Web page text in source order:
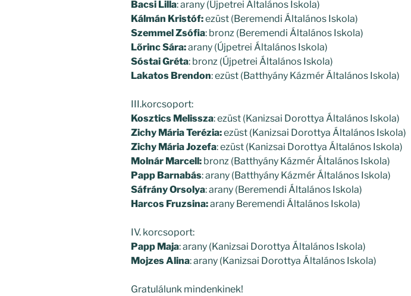
Bacsi Lilla: arany (Újpetrei Általános Iskola)
Kálmán Kristóf:ezüst (Beremendi Általános Iskola)
Szemmel Zsófia: bronz (Beremendi Általános Iskola)
Lőrinc Sára:arany (Újpetrei Általános Iskola)
Sóstai Gréta: bronz (Újpetrei Általános Iskola)
Lakatos Brendon: ezüst (Batthyány Kázmér Általános Iskola)
III.korcsoport:
Kosztics Melissza: ezüst (Kanizsai Dorottya Általános Iskola)
Zichy Mária Terézia:ezüst (Kanizsai Dorottya Általános Iskola)
Zichy Mária Jozefa: ezüst (Kanizsai Dorottya Általános Iskola)
Molnár Marcell: bronz (Batthyány Kázmér Általános Iskola)
Papp Barnabás: arany (Batthyány Kázmér Általános Iskola)
Sáfrány Orsolya: arany (Beremendi Általános Iskola)
Harcos Fruzsina:arany Beremendi Általános Iskola)
IV. korcsoport:
Papp Maja: arany (Kanizsai Dorottya Általános Iskola)
Mojzes Alina: arany (Kanizsai Dorottya Általános Iskola)
Gratulálunk mindenkinek!